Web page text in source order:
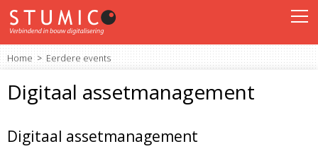
Home Eerdere events
Digitaal assetmanagement
Digitaal assetmanagement